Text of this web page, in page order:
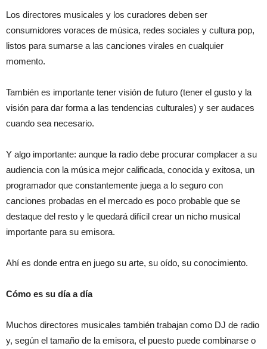
Los directores musicales y los curadores deben ser
consumidores voraces de música, redes sociales y cultura pop,
listos para sumarse a las canciones virales en cualquier
momento.
También es importante tener visión de futuro (tener el gusto y la
visión para dar forma a las tendencias culturales) y ser audaces
cuando sea necesario.
Y algo importante: aunque la radio debe procurar complacer a su
audiencia con la música mejor calificada, conocida y exitosa, un
programador que constantemente juega a lo seguro con
canciones probadas en el mercado es poco probable que se
destaque del resto y le quedará difícil crear un nicho musical
importante para su emisora.
Ahí es donde entra en juego su arte, su oído, su conocimiento.
Cómo es su día a día
Muchos directores musicales también trabajan como DJ de radio
y, según el tamaño de la emisora, el puesto puede combinarse o